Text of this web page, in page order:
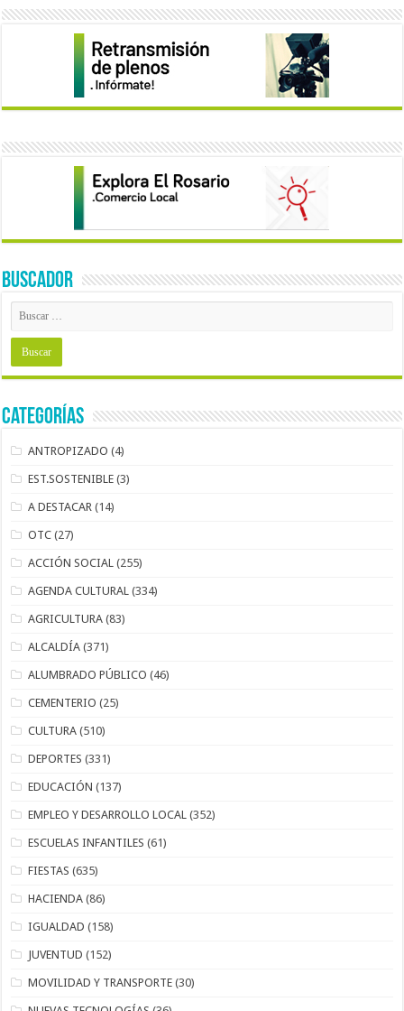
BUSCADOR
Categorías
ANTROPIZADO (4)
EST.SOSTENIBLE (3)
A DESTACAR (14)
OTC (27)
ACCIÓN SOCIAL (255)
AGENDA CULTURAL (334)
AGRICULTURA (83)
ALCALDÍA (371)
ALUMBRADO PÚBLICO (46)
CEMENTERIO (25)
CULTURA (510)
DEPORTES (331)
EDUCACIÓN (137)
EMPLEO Y DESARROLLO LOCAL (352)
ESCUELAS INFANTILES (61)
FIESTAS (635)
HACIENDA (86)
IGUALDAD (158)
JUVENTUD (152)
MOVILIDAD Y TRANSPORTE (30)